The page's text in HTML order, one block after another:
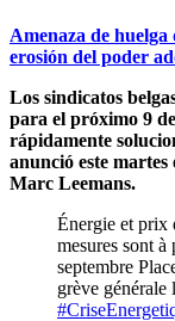
Amenaza de huelga
erosión del poder
Los sindicatos
para el próximo 9
rápidamente
anunció este
Marc Leemans.
Énergie et prix
mesures sont
septembre
grève générale